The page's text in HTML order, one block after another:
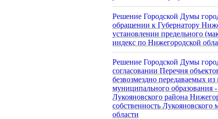
Решение Городской Думы
обращении к Губернатору
установлении предельного
индекс по Нижегородской
Решение Городской Думы
согласовании Перечня
безвозмездно передаваемых
муниципального образования
Лукояновского района
собственность
области